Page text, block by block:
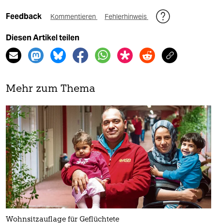
Feedback Kommentieren Fehlerhinweis
Diesen Artikel teilen
Mehr zum Thema
Wohnsitzauflage für Geflüchtete